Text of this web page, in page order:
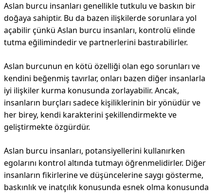
Aslan burcu insanları genellikle tutkulu ve baskın bir
doğaya sahiptir. Bu da bazen ilişkilerde sorunlara yol
açabilir çünkü Aslan burcu insanları, kontrolü elinde
tutma eğilimindedir ve partnerlerini bastırabilirler.
Aslan burcunun en kötü özelliği olan ego sorunları ve
kendini beğenmiş tavırlar, onları bazen diğer insanlarla
iyi ilişkiler kurma konusunda zorlayabilir. Ancak,
insanların burçları sadece kişiliklerinin bir yönüdür ve
her birey, kendi karakterini şekillendirmekte ve
geliştirmekte özgürdür.
Aslan burcu insanları, potansiyellerini kullanırken
egolarını kontrol altında tutmayı öğrenmelidirler. Diğer
insanların fikirlerine ve düşüncelerine saygı gösterme,
baskınlık ve inatçılık konusunda esnek olma konusunda